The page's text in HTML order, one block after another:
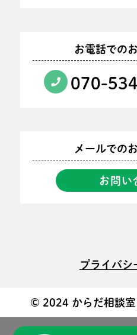
お電話での
070-
メールでの
お問い
プライバシ
© 2024 からだ相談室